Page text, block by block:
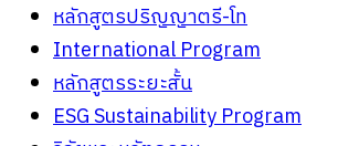
หลักสูตรปริญญาตรี-โท
International Program
หลักสูตรระยะสั้น
ESG Sustainability Program